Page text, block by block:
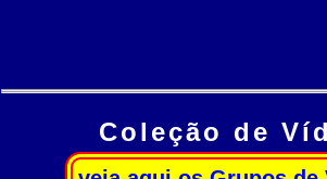
Coleção de